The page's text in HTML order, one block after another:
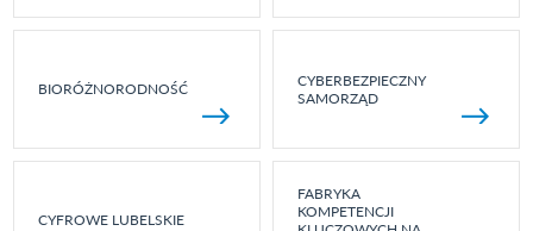
BIORÓŻNORODNOŚĆ
CYBERBEZPIECZNY
SAMORZĄD
CYFROWE LUBELSKIE
FABRYKA
KOMPETENCJI